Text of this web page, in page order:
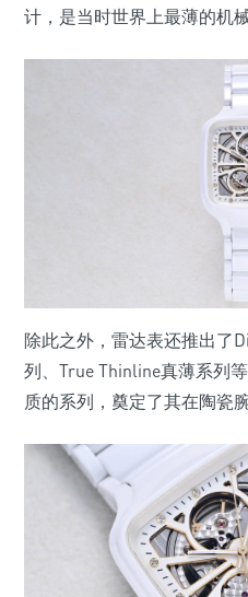
计，是当时世界上最薄的机械
除此之外，雷达表还推出了
列、True Thinline真薄系列
质的系列，奠定了其在陶瓷